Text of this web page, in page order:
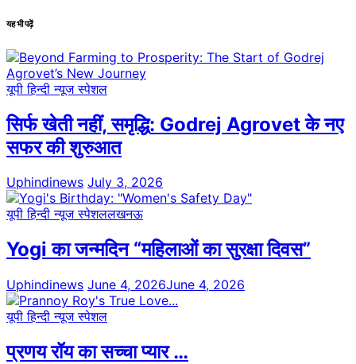
यह भी पढ़ें
यूपी हिन्दी न्यूज स्पेशल
सिर्फ खेती नहीं, समृद्धि: Godrej Agrovet के नए
सफर की शुरुआत
Uphindinews July 3, 2026
यूपी हिन्दी न्यूज स्पेशललखनऊ
Yogi का जन्मदिन “महिलाओं का सुरक्षा दिवस”
Uphindinews June 4, 2026June 4, 2026
यूपी हिन्दी न्यूज स्पेशल
प्रणय रॉय का सच्चा प्यार …